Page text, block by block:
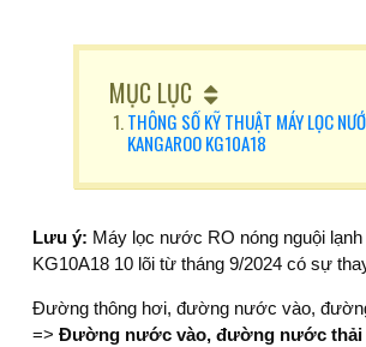
MỤC LỤC
THÔNG SỐ KỸ THUẬT MÁY LỌC
KANGAROO KG10A18
Lưu ý: Máy lọc nước RO nóng nguội lạnh
KG10A18 10 lõi từ tháng 9/2024 có sự
Đường thông hơi, đường nước vào,
=> Đường nước vào, đường nước